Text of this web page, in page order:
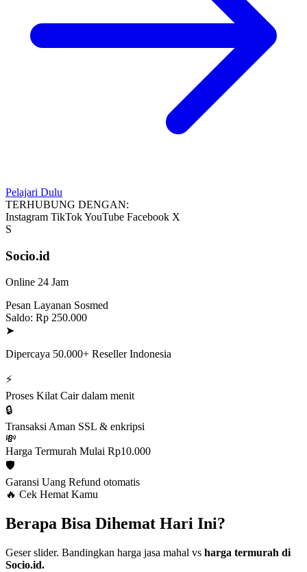
Pelajari Dulu
TERHUBUNG DENGAN:
Instagram TikTokYouTube Facebook X
S
Socio.id
Online 24 Jam
Pesan Layanan Sosmed
Saldo: Rp 250.000
➤
Dipercaya 50.000+ Reseller Indonesia
⚡
Proses Kilat Cair dalam menit
🔒
Transaksi Aman SSL & enkripsi
💸
Harga Termurah Mulai Rp10.000
🛡️
Garansi Uang Refund otomatis
🔥 Cek Hemat Kamu
Berapa Bisa Dihemat Hari Ini?
Geser slider. Bandingkan harga jasa mahal vs harga termurah di
Socio.id.